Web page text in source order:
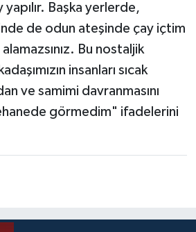
Başka yerlerde,
de odun ateşinde çay içtim
Bu nostaljik
insanları sıcak
ve samimi davranmasını
görmedim" ifadelerini